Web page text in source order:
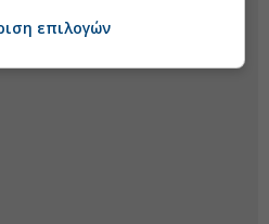
επιλογών